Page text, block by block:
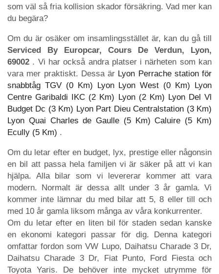
som väl så fria kollision skador försäkring. Vad mer kan
du begära?
Om du är osäker om insamlingsstället är, kan du gå till
Serviced By Europcar, Cours De Verdun, Lyon,
69002 . Vi har också andra platser i närheten som kan
vara mer praktiskt. Dessa är Lyon Perrache station för
snabbtåg TGV (0 Km) Lyon Lyon West (0 Km) Lyon
Centre Garibaldi IKC (2 Km) Lyon (2 Km) Lyon Del Vl
Budget Dc (3 Km) Lyon Part Dieu Centralstation (3 Km)
Lyon Quai Charles de Gaulle (5 Km) Caluire (5 Km)
Ecully (5 Km) .
Om du letar efter en budget, lyx, prestige eller någonsin
en bil att passa hela familjen vi är säker på att vi kan
hjälpa. Alla bilar som vi levererar kommer att vara
modern. Normalt är dessa allt under 3 år gamla. Vi
kommer inte lämnar du med bilar att 5, 8 eller till och
med 10 år gamla liksom många av våra konkurrenter.
Om du letar efter en liten bil för staden sedan kanske
en ekonomi kategori passar för dig. Denna kategori
omfattar fordon som VW Lupo, Daihatsu Charade 3 Dr,
Daihatsu Charade 3 Dr, Fiat Punto, Ford Fiesta och
Toyota Yaris. De behöver inte mycket utrymme för